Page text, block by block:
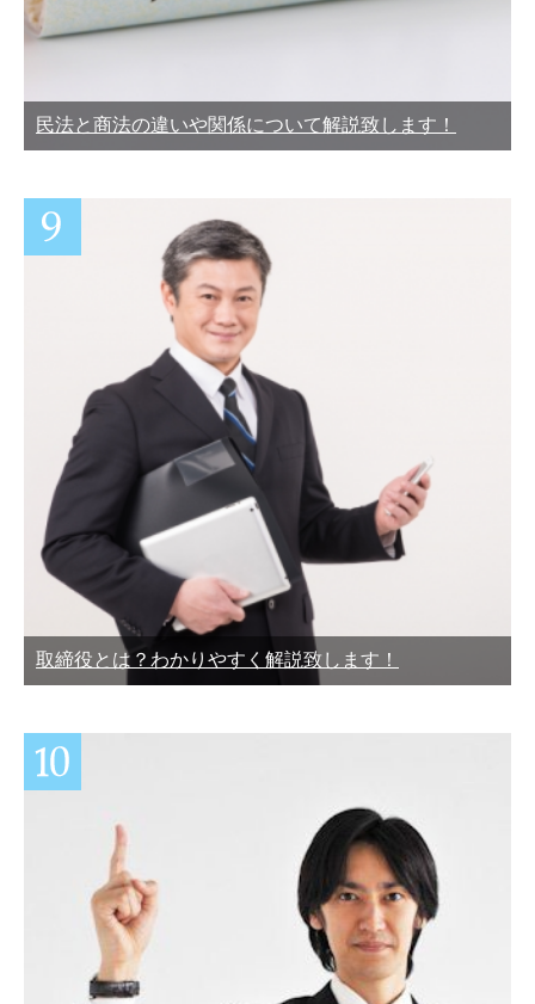
民法と商法の違いや関係について解説致します！
取締役とは？わかりやすく解説致します！